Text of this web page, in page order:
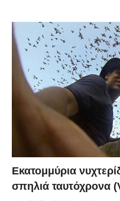
Εκατομμύρια
σπηλιά ταυτόχρονα